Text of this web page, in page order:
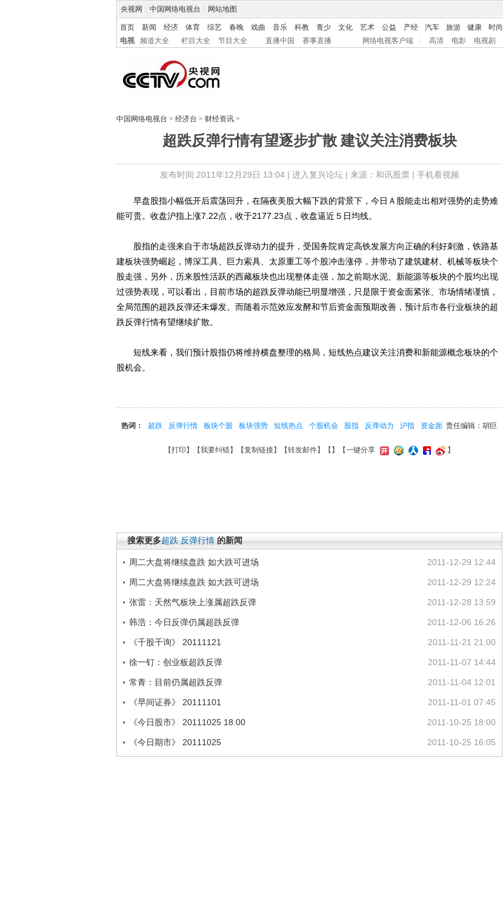
央视网 中国网络电视台 网站地图
首页 新闻 经济 体育 综艺 春晚 戏曲 音乐 科教 青少 文化 艺术 公益 产经 汽车 旅游 健康 时尚
电视
频道大全 栏目大全 节目大全 直播中国 赛事直播 网络电视客户端 高清 电影 电视剧
中国网络电视台 > 经济台 > 财经资讯 >
超跌反弹行情有望逐步扩散 建议关注消费板块
发布时间:2011年12月29日 13:04 | 进入复兴论坛| 来源：和讯股票 | 手机看视频
早盘股指小幅低开后震荡回升，在隔夜美股大幅下跌的背景下，今日Ａ股能走出相对强势的走势难
能可贵。收盘沪指上涨7.22点，收于2177.23点，收盘逼近５日均线。
股指的走强来自于市场超跌反弹动力的提升，受国务院肯定高铁发展方向正确的利好刺激，铁路基
建板块强势崛起，博深工具、巨力索具、太原重工等个股冲击涨停，并带动了建筑建材、机械等板块个
股走强，另外，历来股性活跃的西藏板块也出现整体走强，加之前期水泥、新能源等板块的个股均出现
过强势表现，可以看出，目前市场的超跌反弹动能已明显增强，只是限于资金面紧张、市场情绪谨慎，
全局范围的超跌反弹还未爆发。而随着示范效应发酵和节后资金面预期改善，预计后市各行业板块的超
跌反弹行情有望继续扩散。
短线来看，我们预计股指仍将维持横盘整理的格局，短线热点建议关注消费和新能源概念板块的个
股机会。
责任编辑：胡巨
热词： 超跌 反弹行情 板块个股 板块强势 短线热点 个股机会 股指 反弹动力 沪指 资金面
【打印 】【我要纠错】【复制链接】【转发邮件】【 】 【一键分享 】
搜索更多超跌 反弹行情 的新闻
2011-12-29 12:44
周二大盘将继续盘跌 如大跌可进场
2011-12-29 12:24
周二大盘将继续盘跌 如大跌可进场
2011-12-28 13:59
张雷：天然气板块上涨属超跌反弹
2011-12-06 16:26
韩浩：今日反弹仍属超跌反弹
2011-11-21 21:00
《千股千询》 20111121
2011-11-07 14:44
徐一钉：创业板超跌反弹
2011-11-04 12:01
常青：目前仍属超跌反弹
2011-11-01 07:45
《早间证券》 20111101
2011-10-25 18:00
《今日股市》 20111025 18:00
2011-10-25 16:05
《今日期市》 20111025